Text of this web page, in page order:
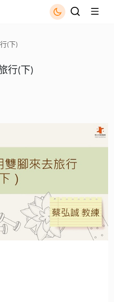
國立公共資訊圖書館
(下)
行(下)